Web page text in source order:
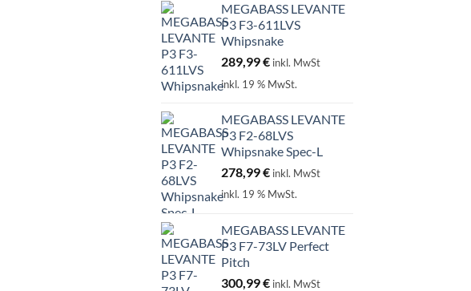
MEGABASS LEVANTE
P3 F3-611LVS
Whipsnake
289,99€ inkl. MwSt
inkl. 19 % MwSt.
MEGABASS LEVANTE
P3 F2-68LVS
Whipsnake Spec-L
278,99€ inkl. MwSt
inkl. 19 % MwSt.
MEGABASS LEVANTE
P3 F7-73LV Perfect
Pitch
300,99€ inkl. MwSt